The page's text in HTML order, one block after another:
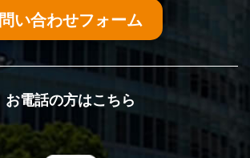
問い合わせフォーム
お電話の方はこちら